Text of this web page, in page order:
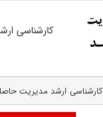
کارشناسی
کارشناسی ارشد مدیریت